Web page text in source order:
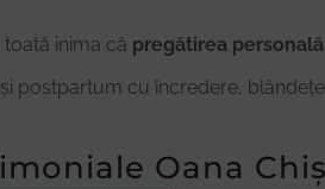
inima că pregătirea
postpartum cu încredere,
Oana Chiș